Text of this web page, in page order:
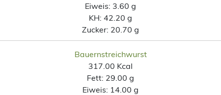
Eiweis: 3.60 g
KH: 42.20 g
Zucker: 20.70 g
Bauernstreichwurst
317.00 Kcal
Fett: 29.00 g
Eiweis: 14.00 g